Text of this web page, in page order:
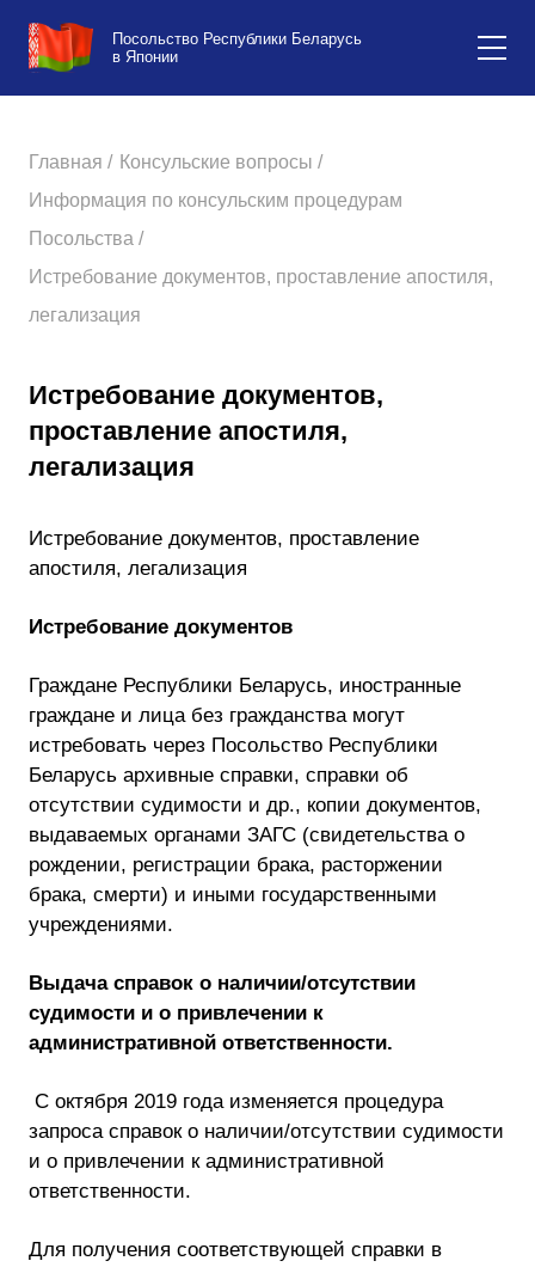
Посольство Республики Беларусь
в Японии
Главная / Консульские вопросы /
Информация по консульским процедурам
Посольства /
Истребование документов, проставление апостиля,
легализация
Истребование документов,
проставление апостиля,
легализация
Истребование документов, проставление
апостиля, легализация
Истребование документов
Граждане Республики Беларусь, иностранные
граждане и лица без гражданства могут
истребовать через Посольство Республики
Беларусь архивные справки, справки об
отсутствии судимости и др., копии документов,
выдаваемых органами ЗАГС (свидетельства о
рождении, регистрации брака, расторжении
брака, смерти) и иными государственными
учреждениями.
Выдача справок о наличии/отсутствии
судимости и о привлечении к
административной ответственности.
С октября 2019 года изменяется процедура
запроса справок о наличии/отсутствии судимости
и о привлечении к административной
ответственности.
Для получения соответствующей справки в